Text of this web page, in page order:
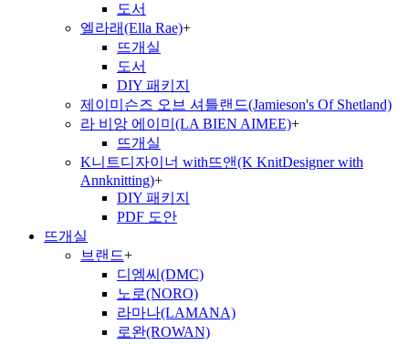
도서
엘라래(Ella Rae)+
뜨개실
도서
DIY 패키지
제이미슨즈 오브 셔틀랜드(Jamieson's Of Shetland)
라 비앙 에이미(LA BIEN AIMEE)+
뜨개실
K니트디자이너 with뜨앤(K KnitDesigner with
Annknitting)+
DIY 패키지
PDF 도안
뜨개실
브랜드+
디엠씨(DMC)
노로(NORO)
라마나(LAMANA)
로완(ROWAN)